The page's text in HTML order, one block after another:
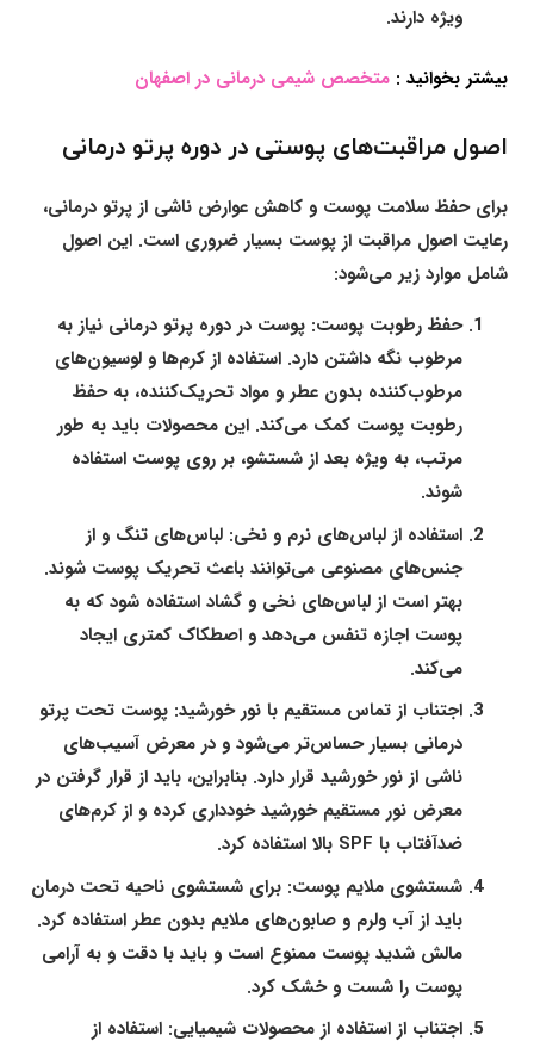
ویژه دارند.
بیشتر بخوانید :متخصص شیمی درمانی در اصفهان
اصول مراقبت‌های پوستی در دوره پرتو درمانی
برای حفظ سلامت پوست و کاهش عوارض ناشی از پرتو درمانی،
رعایت اصول مراقبت از پوست بسیار ضروری است. این اصول
شامل موارد زیر می‌شود:
حفظ رطوبت پوست: پوست در دوره پرتو درمانی نیاز به
مرطوب نگه داشتن دارد. استفاده از کرم‌ها و لوسیون‌های
مرطوب‌کننده بدون عطر و مواد تحریک‌کننده، به حفظ
رطوبت پوست کمک می‌کند. این محصولات باید به طور
مرتب، به ویژه بعد از شستشو، بر روی پوست استفاده
شوند.
استفاده از لباس‌های نرم و نخی: لباس‌های تنگ و از
جنس‌های مصنوعی می‌توانند باعث تحریک پوست شوند.
بهتر است از لباس‌های نخی و گشاد استفاده شود که به
پوست اجازه تنفس می‌دهد و اصطکاک کمتری ایجاد
می‌کند.
اجتناب از تماس مستقیم با نور خورشید: پوست تحت پرتو
درمانی بسیار حساس‌تر می‌شود و در معرض آسیب‌های
ناشی از نور خورشید قرار دارد. بنابراین، باید از قرار گرفتن در
معرض نور مستقیم خورشید خودداری کرده و از کرم‌های
ضدآفتاب با SPF بالا استفاده کرد.
شستشوی ملایم پوست: برای شستشوی ناحیه تحت درمان
باید از آب ولرم و صابون‌های ملایم بدون عطر استفاده کرد.
مالش شدید پوست ممنوع است و باید با دقت و به آرامی
پوست را شست و خشک کرد.
اجتناب از استفاده از محصولات شیمیایی: استفاده از